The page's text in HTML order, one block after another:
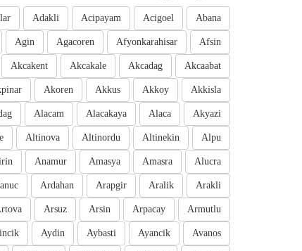
Abana
Acigoel
Acipayam
Adakli
Afsin
Afyonkarahisar
Agacoren
Agin
Akcaabat
Akcadag
Akcakale
Akcakent
Akkisla
Akkoy
Akkus
Akoren
Akyazi
Alaca
Alacakaya
Alacam
Alpu
Altinekin
Altinordu
Altinova
Alucra
Amasra
Amasya
Anamur
Arakli
Aralik
Arapgir
Ardahan
Armutlu
Arpacay
Arsin
Arsuz
Avanos
Ayancik
Aybasti
Aydin